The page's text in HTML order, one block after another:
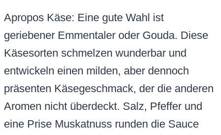
Apropos Käse: Eine gute Wahl ist
geriebener Emmentaler oder Gouda. Diese
Käsesorten schmelzen wunderbar und
entwickeln einen milden, aber dennoch
präsenten Käsegeschmack, der die anderen
Aromen nicht überdeckt. Salz, Pfeffer und
eine Prise Muskatnuss runden die Sauce